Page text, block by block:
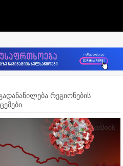
რეგიონების